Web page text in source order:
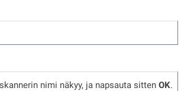
nimi näkyy, ja napsauta sitten OK.